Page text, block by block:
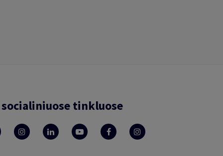
socialiniuose tinkluose